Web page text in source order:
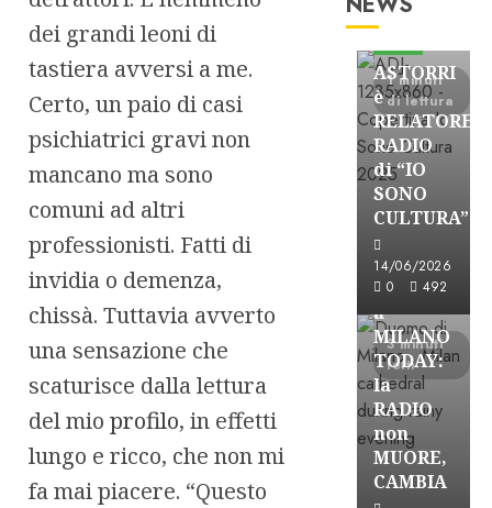
dei grandi leoni di
tastiera avversi a me.
Certo, un paio di casi
psichiatrici gravi non
mancano ma sono
comuni ad altri
professionisti. Fatti di
invidia o demenza,
chissà. Tuttavia avverto
una sensazione che
scaturisce dalla lettura
del mio profilo, in effetti
lungo e ricco, che non mi
fa mai piacere. “Questo
1 minuti
di lettura
Astorri News
ASTORRI
è
RELATORE
RADIO
di “IO
SONO
CULTURA”
14/06/2026
0
492
3 minuti
letti
FREE
ASTORRI
a
MILANO
TODAY:
la
RADIO
non
MUORE,
CAMBIA